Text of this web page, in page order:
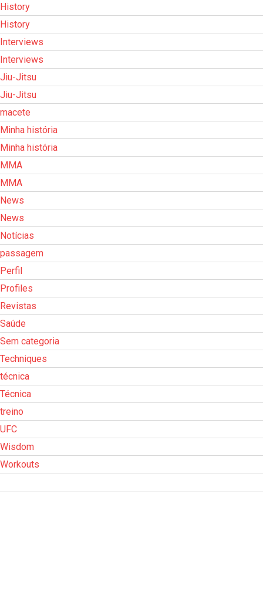
History
History
Interviews
Interviews
Jiu-Jitsu
Jiu-Jitsu
macete
Minha história
Minha história
MMA
MMA
News
News
Notícias
passagem
Perfil
Profiles
Revistas
Saúde
Sem categoria
Techniques
técnica
Técnica
treino
UFC
Wisdom
Workouts